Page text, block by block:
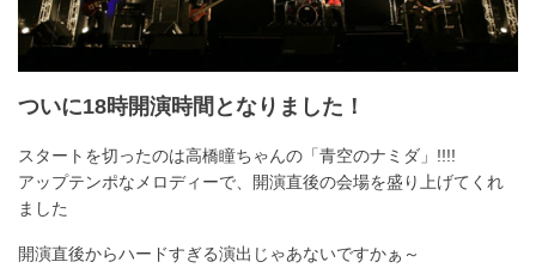
ついに18時開演時間となりました！
スタートを切ったのは高橋瞳ちゃんの「青空のナミダ」!!!!
アップテンポなメロディーで、開演直後の会場を盛り上げてくれ
ました
開演直後からハードすぎる演出じゃあないですかぁ～